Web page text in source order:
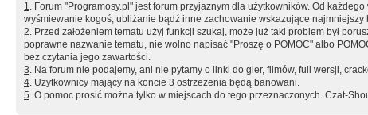
1. Forum "Programosy.pl" jest forum przyjaznym dla użytkowników. Od
wyśmiewanie kogoś, ubliżanie bądź inne zachowanie wskazujące najmniejszy
2. Przed założeniem tematu użyj funkcji szukaj, może już taki problem był
poprawne nazwanie tematu, nie wolno napisać "Proszę o POMOC" albo
bez czytania jego zawartości.
3. Na forum nie podajemy, ani nie pytamy o linki do gier, filmów, full wersji,
4. Użytkownicy mający na koncie 3 ostrzeżenia będą banowani.
5. O pomoc prosić można tylko w miejscach do tego przeznaczonych. Czat-